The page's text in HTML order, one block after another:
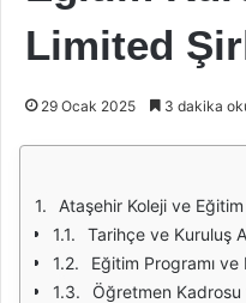
Limited
29 Ocak 2025 3 dakika
Ataşehir Koleji ve Eğitim
Tarihçe ve Kuruluş
Eğitim Programı
Öğretmen